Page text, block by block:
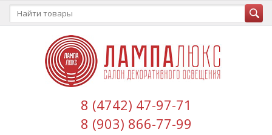
8 (4742) 47-97-71
8 (903) 866-77-99